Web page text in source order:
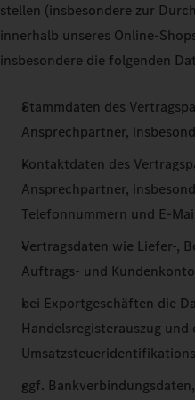
stellen (insbesondere zur
innerhalb unseres Online-
insbesondere die folgenden
Stammdaten des
Ansprechpartner,
Kontaktdaten des
Ansprechpartner,
Telefonnummern und E-
Vertragsdaten wie Liefer-,
Auftrags- und
bei Exportgeschäften die
Handelsregisterauszug und
ggf.